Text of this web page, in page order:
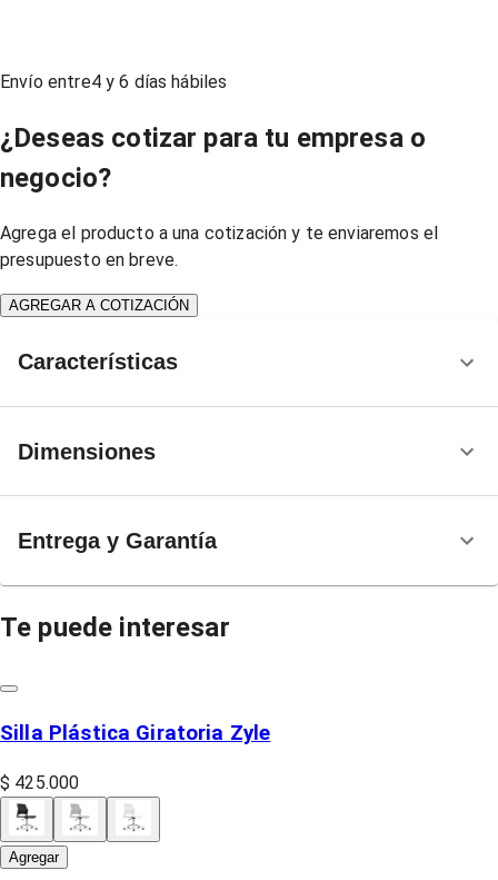
Envío entre4y6 días hábiles
¿Deseas cotizar para tu empresa o
negocio?
Agrega el producto a una cotización y te enviaremos el
presupuesto en breve.
AGREGAR A COTIZACIÓN
Características
Dimensiones
Entrega y Garantía
Te puede interesar
Silla Plástica Giratoria Zyle
$ 425.000
Agregar